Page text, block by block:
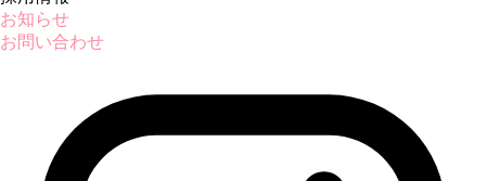
お知らせ
お問い合わせ